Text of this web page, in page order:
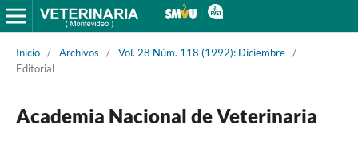
Inicio / Archivos / Vol. 28 Núm. 118 (1992): Diciembre /
Editorial
Academia Nacional de Veterinaria